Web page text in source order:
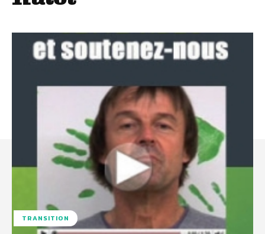
TRANSITION